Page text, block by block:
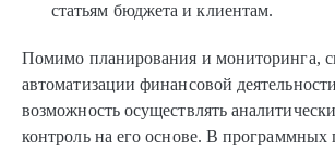
статьям бюджета и клиентам.
Помимо планирования и мониторинга,
автоматизации финансовой
возможность осуществлять
контроль на его основе. В программных